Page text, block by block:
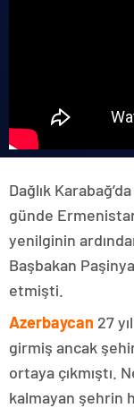
Dağlık
günde
yenilginin
Başbakan
etmişti.
Azerbaycan 27
girmiş ancak
ortaya çıkmıştı.
kalmayan şehrin